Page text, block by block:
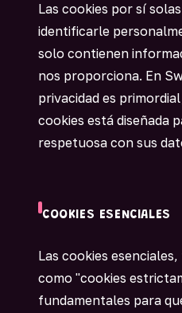
Las cookies por sí
identificarle
solo contienen
nos proporciona. En
privacidad es
cookies está diseñada
respetuosa con sus
COOKIES ESENCIALES
Las cookies
como "cookies
fundamentales para